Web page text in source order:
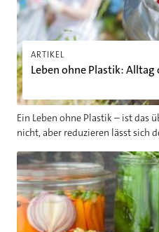
ARTIKEL
Leben ohne Plastik:
Ein Leben ohne Plastik – ist das
nicht, aber reduzieren lässt sich
Was ist Fermentieren?